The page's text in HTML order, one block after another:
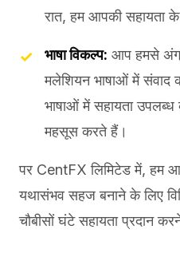
रात, हम आपकी सहायता
भाषा विकल्प: आप हमसे
मलेशियन भाषाओं में संवाद
भाषाओं में सहायता
महसूस करते हैं।
पर CentFX लिमिटेड में, हम
यथासंभव सहज बनाने के लिए
चौबीसों घंटे सहायता प्रदान